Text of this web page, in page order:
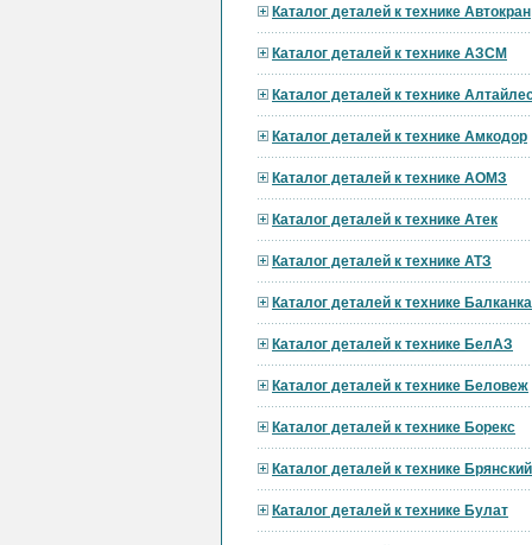
Каталог деталей к технике Автокран
Каталог деталей к технике АЗСМ
Каталог деталей к технике
Каталог деталей к технике Амкодор
Каталог деталей к технике АОМЗ
Каталог деталей к технике Атек
Каталог деталей к технике АТЗ
Каталог деталей к технике
Каталог деталей к технике БелАЗ
Каталог деталей к технике Беловеж
Каталог деталей к технике Борекс
Каталог деталей к технике
Каталог деталей к технике Булат